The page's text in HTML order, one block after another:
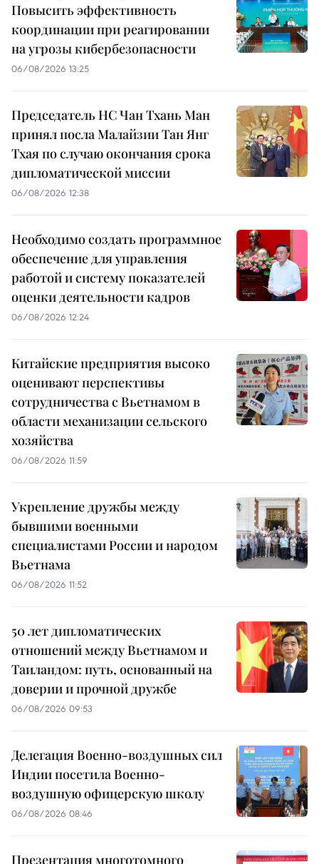
Повысить эффективность
координации при реагировании
на угрозы кибербезопасности
06/08/2026 13:25
Председатель НС Чан Тхань Ман
принял посла Малайзии Тан Янг
Тхая по случаю окончания срока
дипломатической миссии
06/08/2026 12:38
Необходимо создать программное
обеспечение для управления
работой и систему показателей
оценки деятельности кадров
06/08/2026 12:24
Китайские предприятия высоко
оценивают перспективы
сотрудничества с Вьетнамом в
области механизации сельского
хозяйства
06/08/2026 11:59
Укрепление дружбы между
бывшими военными
специалистами России и народом
Вьетнама
06/08/2026 11:52
50 лет дипломатических
отношений между Вьетнамом и
Таиландом: путь, основанный на
доверии и прочной дружбе
06/08/2026 09:53
Делегация Военно-воздушных сил
Индии посетила Военно-
воздушную офицерскую школу
06/08/2026 08:46
Презентация многотомного